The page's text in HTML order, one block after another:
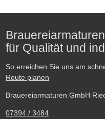
für Qualität und
So erreichen Sie uns am
Route planen
Brauereiarmaturen GmbH
07394 / 3484